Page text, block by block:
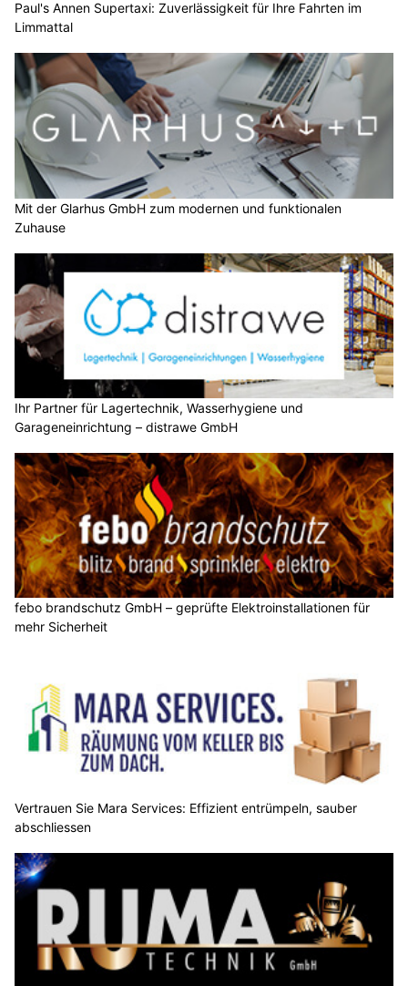
Paul's Annen Supertaxi: Zuverlässigkeit für Ihre Fahrten im
Limmattal
Mit der Glarhus GmbH zum modernen und funktionalen
Zuhause
Ihr Partner für Lagertechnik, Wasserhygiene und
Garageneinrichtung – distrawe GmbH
febo brandschutz GmbH – geprüfte Elektroinstallationen für
mehr Sicherheit
Vertrauen Sie Mara Services: Effizient entrümpeln, sauber
abschliessen